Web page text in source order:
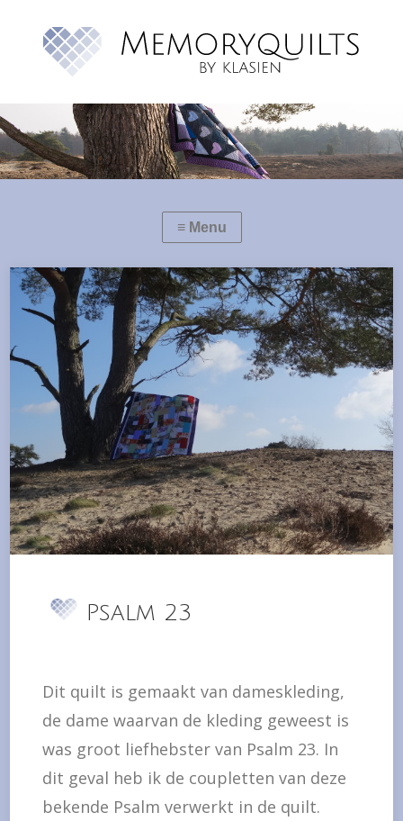
Psalm 23
Dit quilt is gemaakt van dameskleding,
de dame waarvan de kleding geweest is
was groot liefhebster van Psalm 23. In
dit geval heb ik de coupletten van deze
bekende Psalm verwerkt in de quilt.